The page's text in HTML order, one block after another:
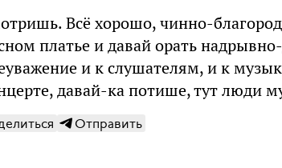
Всё хорошо, чинно-
платье и давай орать
и к слушателям, и к
давай-ка потише, тут люди
Отправить